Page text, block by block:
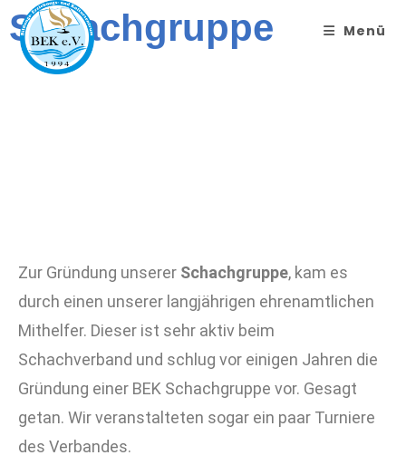
Menü
Schachgruppe
Zur Gründung unserer Schachgruppe, kam es
durch einen unserer langjährigen ehrenamtlichen
Mithelfer. Dieser ist sehr aktiv beim
Schachverband und schlug vor einigen Jahren die
Gründung einer BEK Schachgruppe vor. Gesagt
getan. Wir veranstalteten sogar ein paar Turniere
des Verbandes.